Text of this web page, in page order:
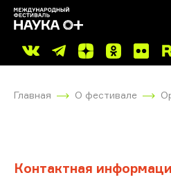
Главная О фестивале
Контактная